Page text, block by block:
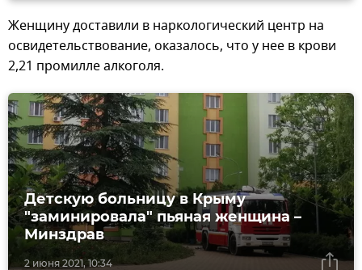
Женщину доставили в наркологический центр на
освидетельствование, оказалось, что у нее в крови
2,21 промилле алкоголя.
2 июня 2021, 10:34
Детскую больницу в Крыму
"заминировала" пьяная женщина –
Минздрав